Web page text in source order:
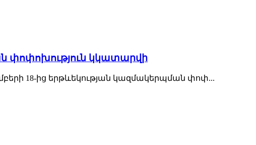
փոփոխություն կկատարվի
18-ից երթևեկության կազմակերպման փոփ...